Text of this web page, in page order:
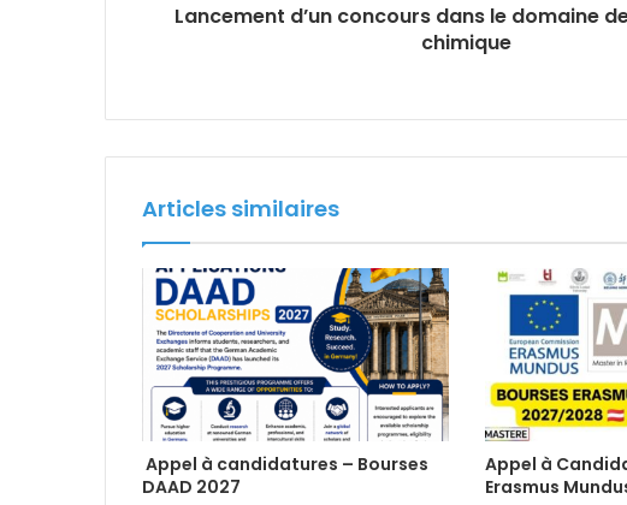
Lancement d’un concours dans le domaine
chimique
Articles similaires
Appel à candidatures – Bourses
DAAD 2027
Appel à
Erasmus